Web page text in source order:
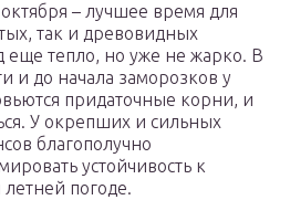
– лучшее время для
так и древовидных
еще тепло, но уже не жарко. В
и до начала заморозков у
придаточные корни, и
У окрепших и сильных
благополучно
устойчивость к
погоде.